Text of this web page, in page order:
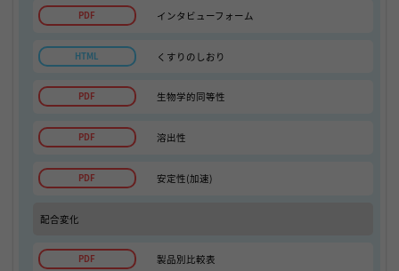
インタビューフォーム
くすりのしおり
生物学的同等性
溶出性
安定性(加速)
配合変化
製品別比較表